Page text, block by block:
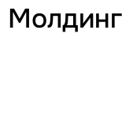
Молдинг